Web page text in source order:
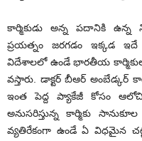
కార్మికుడు అన్న పదానికి ఉన్న
ప్రయత్నం జరగడం ఇక్కడ
విదేశాలలో ఉండే భారతీయ
వస్తారు. డాక్టర్‌ బీఆర్‌ అంబేడ్కర్‌
ఇంత పెద్ద ప్యాకేజీ కోసం
అనుసరిస్తున్న కార్మికు
వ్యతిరేకంగా ఉండే ఏ విధమైన